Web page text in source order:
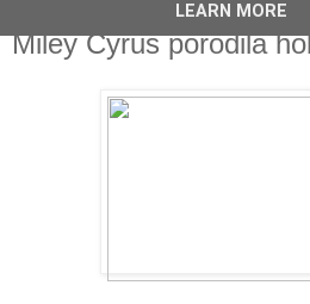
pátek 22. prosince 2017
Miley Cyrus porodila
LEARN MORE